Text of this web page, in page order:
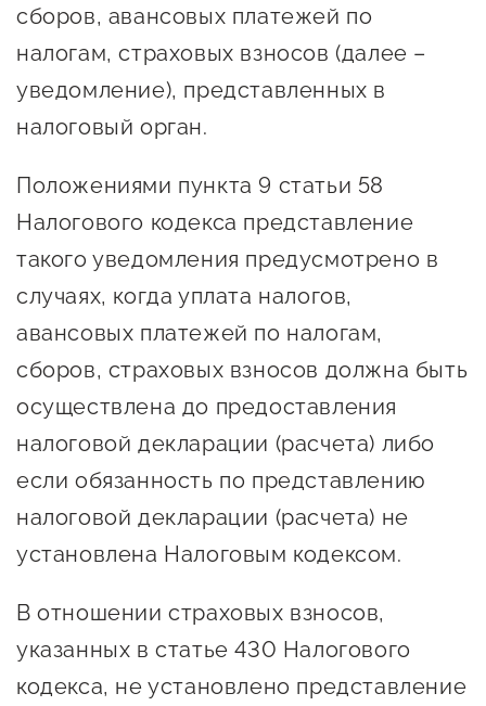
Онлайн-витрина
Истории успеха
Центр образовательных
программ и молодежного
предпринимательства
О центре
мероприятий для
предпринимателей
Проекты
Поддержка центра
Истории успеха
Центр инноваций
О центре
Поддержка центра
Истории успеха
Проекты
Оказание услуг в
социальной сфере
Центр финансовой
поддержки
О центре
Проекты
Поддержка центра
Истории успеха
Центр инновационно-
креативного
предпринимательства
мероприятия
Проекты
Онлайн-витрина
Экскурсии на
производства
Центр поддержки экспорта
Справочник
Органы власти
Организации,
сборов, авансовых платежей по
налогам, страховых взносов (далее –
уведомление), представленных в
налоговый орган.
Положениями пункта 9 статьи 58
Налогового кодекса представление
такого уведомления предусмотрено в
случаях, когда уплата налогов,
авансовых платежей по налогам,
сборов, страховых взносов должна быть
осуществлена до предоставления
налоговой декларации (расчета) либо
если обязанность по представлению
налоговой декларации (расчета) не
установлена Налоговым кодексом.
В отношении страховых взносов,
указанных в статье 430 Налогового
кодекса, не установлено представление